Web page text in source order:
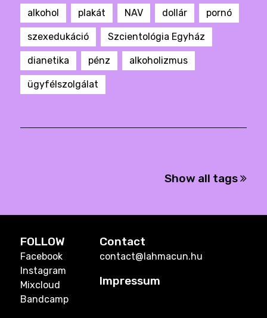
alkohol plakát NAV dollár pornó
szexedukáció Szcientológia Egyház
dianetika pénz alkoholizmus
ügyfélszolgálat
Show all tags
FOLLOW
Facebook
Instagram
Mixcloud
Bandcamp
Contact
contact@lahmacun.hu
Impressum